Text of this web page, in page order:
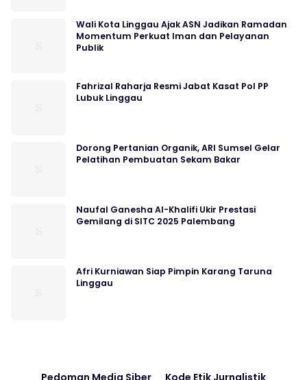
Wali Kota Linggau Ajak ASN Jadikan Ramadan
Momentum Perkuat Iman dan Pelayanan
Publik
Fahrizal Raharja Resmi Jabat Kasat Pol PP
Lubuk Linggau
Dorong Pertanian Organik, ARI Sumsel Gelar
Pelatihan Pembuatan Sekam Bakar
Naufal Ganesha Al-Khalifi Ukir Prestasi
Gemilang di SITC 2025 Palembang
Afri Kurniawan Siap Pimpin Karang Taruna
Linggau
Pedoman Media Siber Kode Etik Jurnalistik